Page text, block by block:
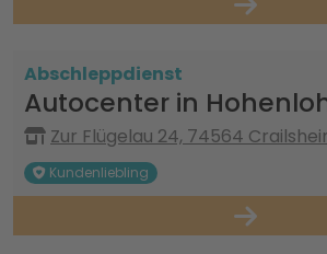
Abschleppdienst
Autocenter in
Zur Flügelau 24, 74564
Kundenliebling